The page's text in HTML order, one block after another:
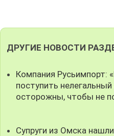
ДРУГИЕ НОВОСТИ
Компания Русьимпорт:
поступить
осторожны, чтобы не
Супруги из Омска